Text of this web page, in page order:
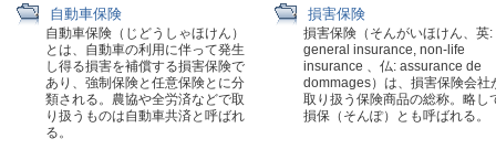
自動車保険
自動車保険（じどうしゃほけん）
とは、自動車の利用に伴って発生
し得る損害を補償する損害保険で
あり、強制保険と任意保険とに分
類される。農協や全労済などで取
り扱うものは自動車共済と呼ばれ
る。
損害保険
損害保険（そんがいほけん、英:
general insurance, non-life
insurance 、仏: assurance de
dommages）は、損害保険会社
取り扱う保険商品の総称。略し
損保（そんぽ）とも呼ばれる。